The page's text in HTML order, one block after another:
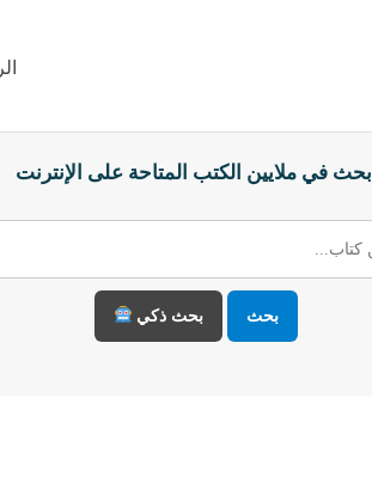
أبحث في ملايين الكتب المتاحة على الإنترنت
بحث بحث ذكي